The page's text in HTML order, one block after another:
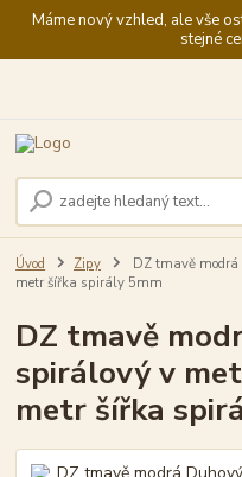
Máme nový vzhled, ale vše
stejné
Úvod Zipy
DZ tmavě
metr šířka spirály 5mm
DZ tmavě
spirálový v
metr šířka